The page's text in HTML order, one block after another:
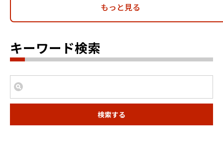
もっと見る
キーワード検索
検索する